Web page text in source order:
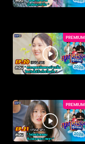
PREMIUM
PREMIUM